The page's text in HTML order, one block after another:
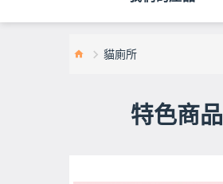
貓廁所
特色商品